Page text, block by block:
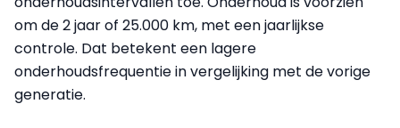
om de 2 jaar of 25.000 km, met een jaarlijkse
controle. Dat betekent een lagere
onderhoudsfrequentie in vergelijking met de vorige
generatie.